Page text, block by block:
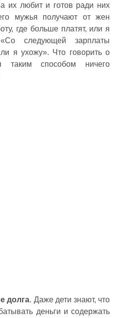
их любит и готов ради них
мужья получают от жен
где больше платят, или я
следующей зарплаты
я ухожу». Что говорить о
таким способом ничего
долга. Даже дети знают, что
деньги и содержать